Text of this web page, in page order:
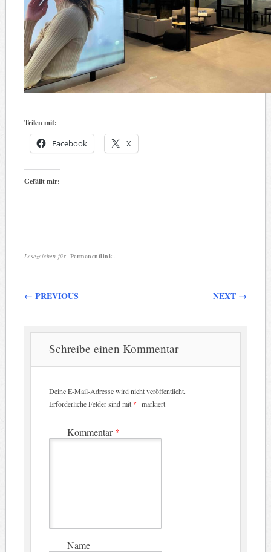
Teilen mit:
Facebook X
Gefällt mir:
Lesezeichen für Permanentlink .
Beitragsnavigation
← PREVIOUS NEXT →
Schreibe einen Kommentar
Deine E-Mail-Adresse wird nicht veröffentlicht.
Erforderliche Felder sind mit * markiert
Kommentar*
Name